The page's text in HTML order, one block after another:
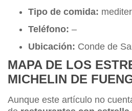
Tipo de comida:
Teléfono: –
Ubicación: Conde de
MAPA DE LOS
MICHELIN DE
Aunque este artículo no